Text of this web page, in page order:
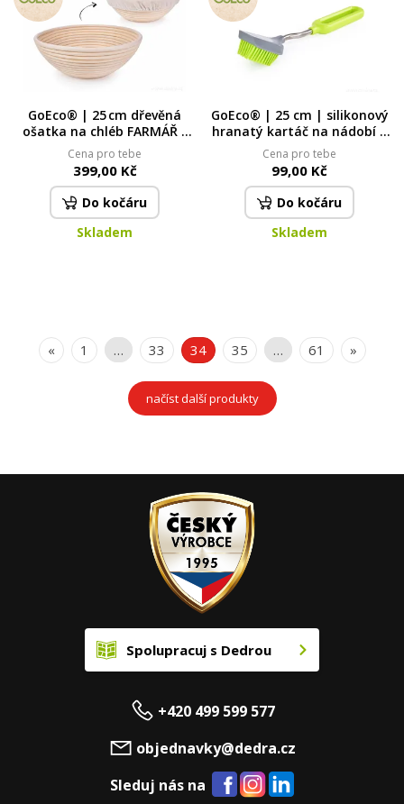
GoEco® | 25 cm dřevěná
ošatka na chléb FARMÁŘ s
látkovým potahem
Cena pro tebe
399,00 Kč
Do kočáru
Skladem
GoEco® | 25 cm | silikonový
hranatý kartáč na nádobí a
hladké povrchy
Cena pro tebe
99,00 Kč
Do kočáru
Skladem
« 1 … 33 34 35 … 61 »
načíst další produkty
Spolupracuj s Dedrou
+420 499 599 577
objednavky@dedra.cz
Sleduj nás na